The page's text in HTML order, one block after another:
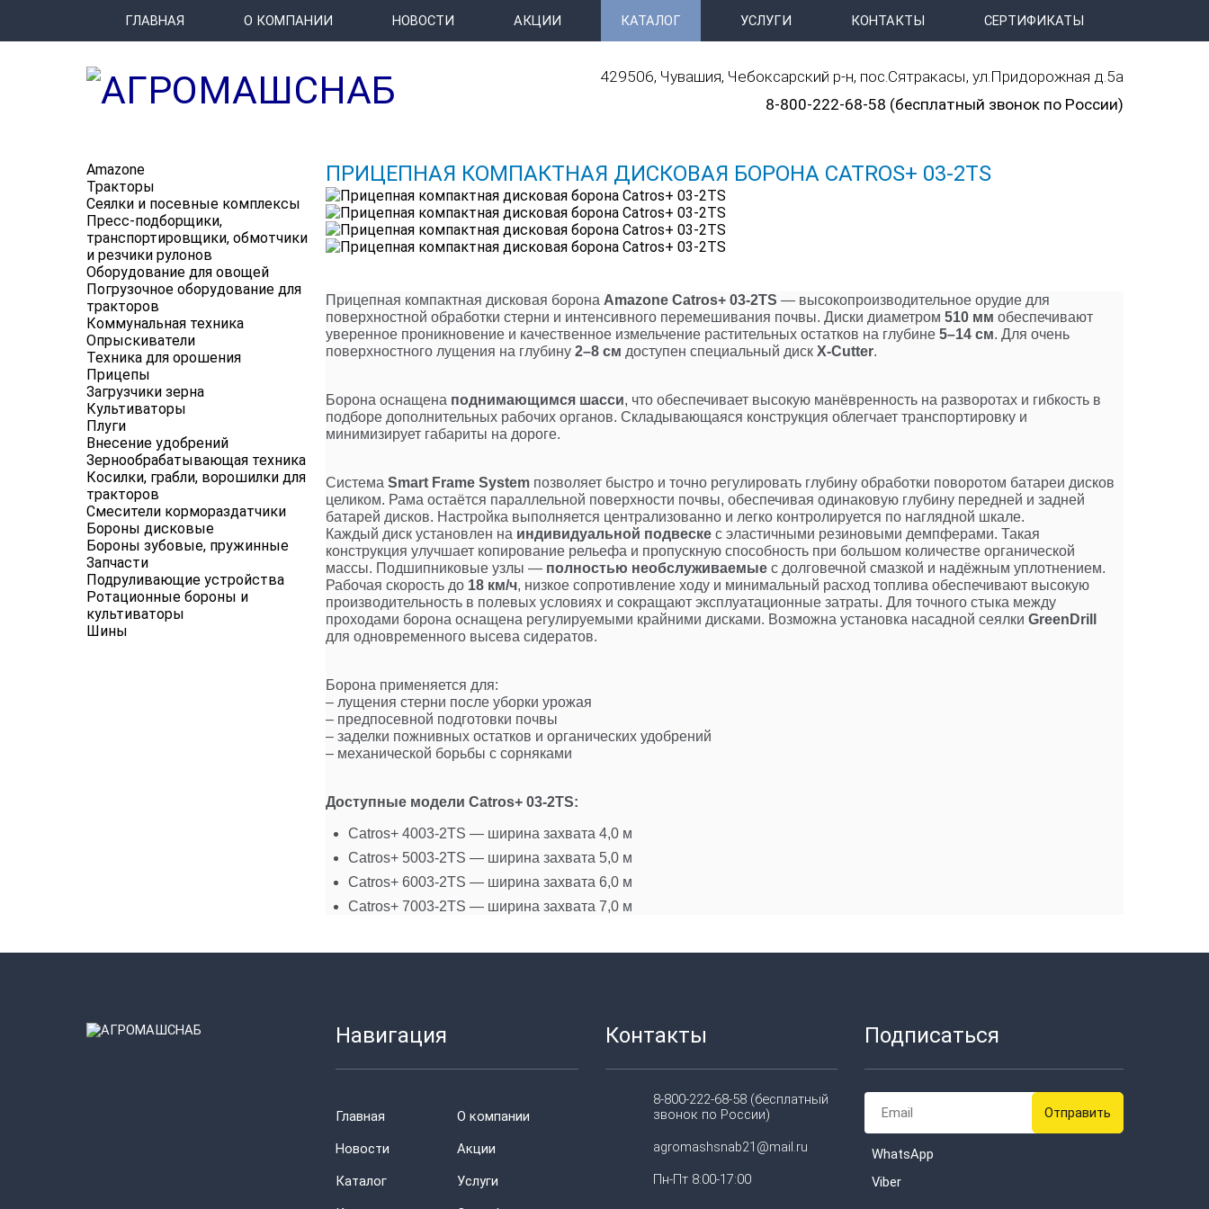
ГЛАВНАЯ О КОМПАНИИ НОВОСТИ АКЦИИ КАТАЛОГ УСЛУГИ КОНТАКТЫ СЕРТИФИКАТЫ
429506, Чувашия, Чебоксарский р-н, пос.Сятракасы, ул.Придорожная д.5а
8-800-222-68-58 (бесплатный звонок по России)
Amazone
Тракторы
Сеялки и посевные комплексы
Пресс-подборщики,
транспортировщики, обмотчики
и резчики рулонов
Оборудование для овощей
Погрузочное оборудование для
тракторов
Коммунальная техника
Опрыскиватели
Техника для орошения
Прицепы
Загрузчики зерна
Культиваторы
Плуги
Внесение удобрений
Зернообрабатывающая техника
Косилки, грабли, ворошилки для
тракторов
Смесители кормораздатчики
Бороны дисковые
Бороны зубовые, пружинные
Запчасти
Подруливающие устройства
Ротационные бороны и
культиваторы
Шины
ПРИЦЕПНАЯ КОМПАКТНАЯ ДИСКОВАЯ БОРОНА CATROS+ 03-2TS
Прицепная компактная дисковая борона Amazone Catros+ 03-2TS — высокопроизводительное орудие для
поверхностной обработки стерни и интенсивного перемешивания почвы. Диски диаметром 510 мм обеспечивают
уверенное проникновение и качественное измельчение растительных остатков на глубине 5–14 см. Для очень
поверхностного лущения на глубину 2–8 см доступен специальный диск X-Cutter.
Борона оснащена поднимающимся шасси, что обеспечивает высокую манёвренность на разворотах и гибкость в
подборе дополнительных рабочих органов. Складывающаяся конструкция облегчает транспортировку и
минимизирует габариты на дороге.
Система Smart Frame Systemпозволяет быстро и точно регулировать глубину обработки поворотом батареи дисков
целиком. Рама остаётся параллельной поверхности почвы, обеспечивая одинаковую глубину передней и задней
батарей дисков. Настройка выполняется централизованно и легко контролируется по наглядной шкале.
Каждый диск установлен на индивидуальной подвескес эластичными резиновыми демпферами. Такая
конструкция улучшает копирование рельефа и пропускную способность при большом количестве органической
массы. Подшипниковые узлы — полностью необслуживаемыес долговечной смазкой и надёжным уплотнением.
Рабочая скорость до 18 км/ч, низкое сопротивление ходу и минимальный расход топлива обеспечивают высокую
производительность в полевых условиях и сокращают эксплуатационные затраты. Для точного стыка между
проходами борона оснащена регулируемыми крайними дисками. Возможна установка насадной сеялки GreenDrill
для одновременного высева сидератов.
Борона применяется для:
– лущения стерни после уборки урожая
– предпосевной подготовки почвы
– заделки пожнивных остатков и органических удобрений
– механической борьбы с сорняками
Доступные модели Catros+ 03-2TS:
Catros+ 4003-2TS — ширина захвата 4,0 м
Catros+ 5003-2TS — ширина захвата 5,0 м
Catros+ 6003-2TS — ширина захвата 6,0 м
Catros+ 7003-2TS — ширина захвата 7,0 м
Навигация
Главная
О компании
Новости
Акции
Каталог
Услуги
Контакты
8-800-222-68-58 (бесплатный
звонок по России)
agromashsnab21@mail.ru
Пн-Пт 8:00-17:00
Подписаться
WhatsApp
Viber